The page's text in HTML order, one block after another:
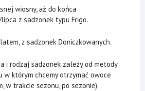
wiosny, aż do końca
z sadzonek typu Frigo.
z sadzonek Doniczkowanych.
i rodzaj sadzonek zależy od metody
w którym chcemy otrzymać owoce
w trakcie sezonu, po sezonie).